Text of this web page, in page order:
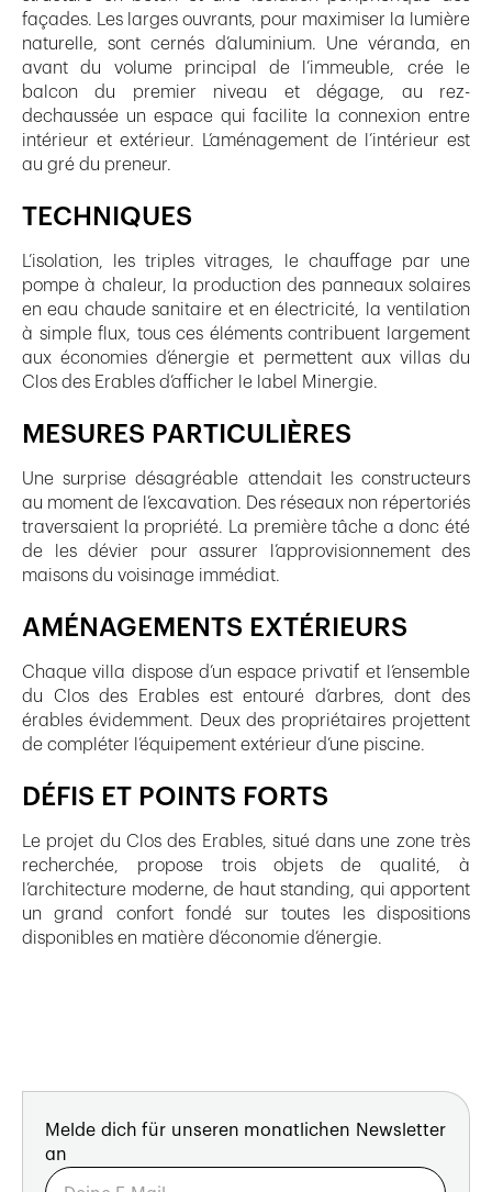
façades. Les larges ouvrants, pour maximiser la lumière
naturelle, sont cernés d’aluminium. Une véranda, en
avant du volume principal de l’immeuble, crée le
balcon du premier niveau et dégage, au rez-
dechaussée un espace qui facilite la connexion entre
intérieur et extérieur. L’aménagement de l’intérieur est
au gré du preneur.
TECHNIQUES
L’isolation, les triples vitrages, le chauffage par une
pompe à chaleur, la production des panneaux solaires
en eau chaude sanitaire et en électricité, la ventilation
à simple flux, tous ces éléments contribuent largement
aux économies d’énergie et permettent aux villas du
Clos des Erables d’afficher le label Minergie.
MESURES PARTICULIÈRES
Une surprise désagréable attendait les constructeurs
au moment de l’excavation. Des réseaux non répertoriés
traversaient la propriété. La première tâche a donc été
de les dévier pour assurer l’approvisionnement des
maisons du voisinage immédiat.
AMÉNAGEMENTS EXTÉRIEURS
Chaque villa dispose d’un espace privatif et l’ensemble
du Clos des Erables est entouré d’arbres, dont des
érables évidemment. Deux des propriétaires projettent
de compléter l’équipement extérieur d’une piscine.
DÉFIS ET POINTS FORTS
Le projet du Clos des Erables, situé dans une zone très
recherchée, propose trois objets de qualité, à
l’architecture moderne, de haut standing, qui apportent
un grand confort fondé sur toutes les dispositions
disponibles en matière d’économie d’énergie.
Melde dich für unseren monatlichen Newsletter
an